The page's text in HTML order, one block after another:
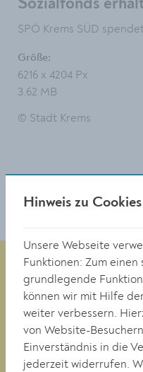
Sozialfonds
SPÖ Krems SÜD
Größe:
6216 x 4204 Px
3.62 MB
© Stadt Krems
Magistrat der Stadt Krems
Obere Landstraße 4
A-3500 Krems
Hinweis zu Cookies
Unsere Webseite
Funktionen: Zum
grundlegende
können wir mit Hilfe
weiter verbessern.
von Website-
Einverständnis in die
jederzeit widerrufen.